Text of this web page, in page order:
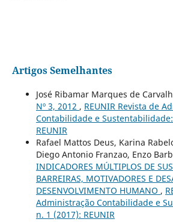
Artigos Semelhantes
José Ribamar Marques de
Nº 3, 2012 , REUNIR Revista de
Contabilidade e
REUNIR
Rafael Mattos Deus, Karina
Diego Antonio Franzao, Enzo
INDICADORES MÚLTIPLOS DE
BARREIRAS, MOTIVADORES E
DESENVOLVIMENTO HUMANO ,
Administração Contabilidade e
n. 1 (2017): REUNIR